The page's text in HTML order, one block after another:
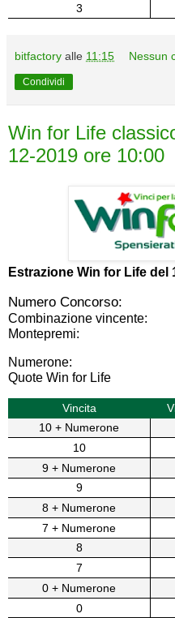
3
bitfactory alle 11:15 Nessun
Condividi
Win for Life
12-2019 ore 10:00
Estrazione Win for Life del
Numero Concorso:
Combinazione vincente:
Montepremi:
Numerone:
Quote Win for Life
Vincita
10 + Numerone
10
9 + Numerone
9
8 + Numerone
7 + Numerone
8
7
0 + Numerone
0